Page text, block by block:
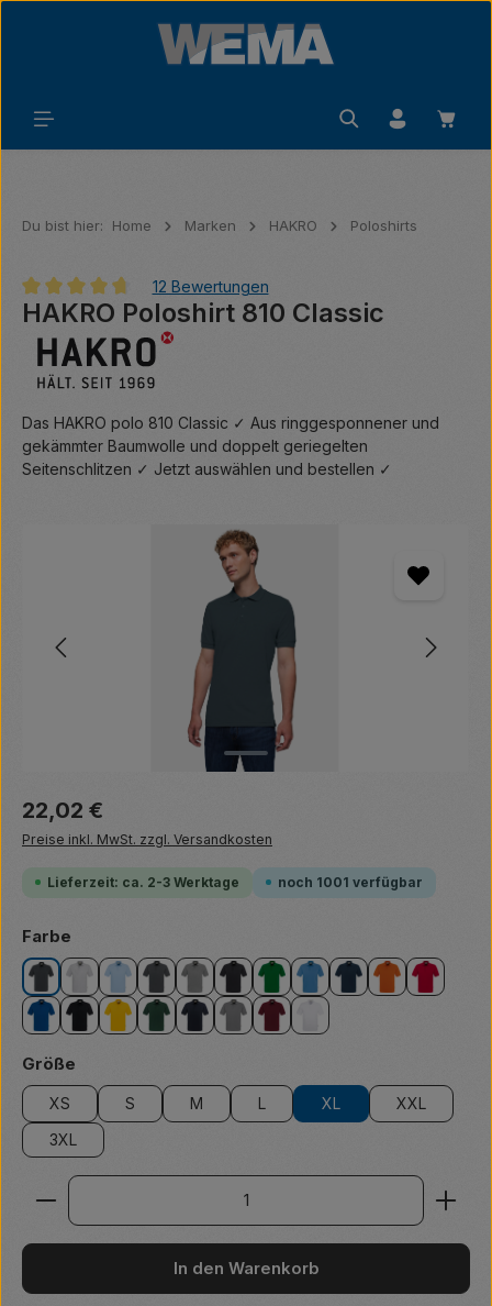
Zum Hauptinhalt springen
Du bist hier: Home Marken HAKRO Poloshirts
Durchschnittliche Bewertung von 4.83 von 5 Sternen
12 Bewertungen
HAKRO Poloshirt 810 Classic
Das HAKRO polo 810 Classic ✓ Aus ringgesponnener und
gekämmter Baumwolle und doppelt geriegelten
Seitenschlitzen ✓ Jetzt auswählen und bestellen ✓
Regulärer Preis:
22,02 €
Preise inkl. MwSt. zzgl. Versandkosten
Lieferzeit: ca. 2-3 Werktage noch 1001 verfügbar
Farbe
anthrazitash meliert
eisblaugraphitgrau meliert
karbongrau
kellygrünmalibublau
marineorangerot
royalblauschwarzsonnetannetinte titan weinrotweiß
Größe
XS S M L XL
XXL
3XL
Produkt Anzahl: Gib den gewünschten Wert ein
In den Warenkorb